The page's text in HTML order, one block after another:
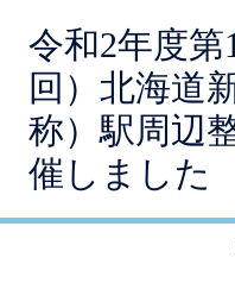
令和2年度第
回）北海道
称）駅周辺
催しました